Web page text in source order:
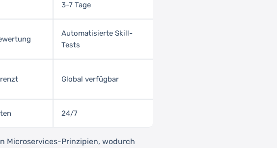
3-7 Tage
Automatisierte Skill-
Tests
Global verfügbar
24/7
Microservices-Prinzipien, wodurch